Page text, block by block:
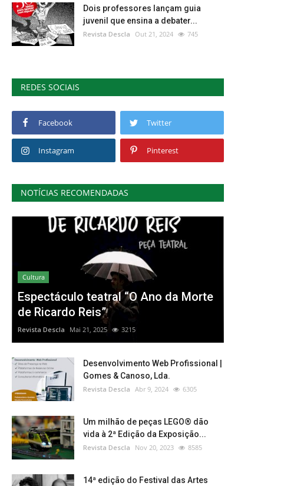
Dois professores lançam guia
juvenil que ensina a debater...
Revista Descla Out 21, 2024 745
REDES SOCIAIS
Facebook Twitter
Instagram Pinterest
NOTÍCIAS RECOMENDADAS
Cultura
Espectáculo teatral “O Ano da Morte
de Ricardo Reis”
Revista Descla Mai 21, 2025 3215
Desenvolvimento Web Profissional |
Gomes & Canoso, Lda.
Revista Descla Abr 9, 2024 6305
Um milhão de peças LEGO® dão
vida à 2ª Edição da Exposição...
Revista Descla Nov 20, 2023 8585
14ª edição do Festival das Artes